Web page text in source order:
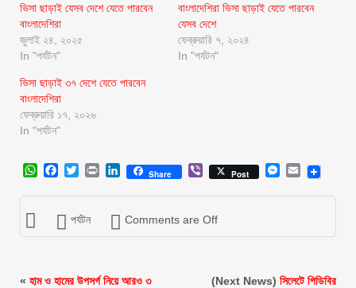
ভিসা ছাড়াই যেসব দেশে যেতে পারবেন
বাংলাদেশিরা
জুলাই ২৪, ২০২৫
In "পর্যটন"
বাংলাদেশিরা ভিসা ছাড়াই যেতে পারবেন
যেসব দেশে
ফেব্রুয়ারি ৭, ২০২৪
In "পর্যটন"
ভিসা ছাড়াই ৩৭ দেশে যেতে পারবেন
বাংলাদেশিরা
ফেব্রুয়ারি ১৭, ২০২৬
In "পর্যটন"
WhatsApp
Facebook
Twitter
Print LinkedIn
Share ViberPost Messenger
Email
পর্যটন Comments are Off
« হাম ও হামের উপসর্গ নিয়ে আরও ৩
(Next News) সিলেটে পিডিবির